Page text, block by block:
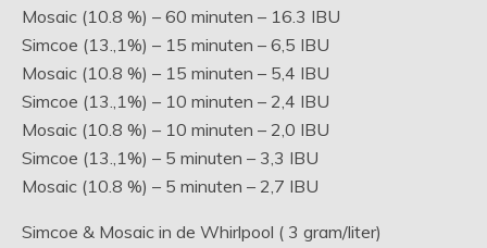
Mosaic (10.8 %) – 60 minuten – 16.3 IBU
Simcoe (13.,1%) – 15 minuten – 6,5 IBU
Mosaic (10.8 %) – 15 minuten – 5,4 IBU
Simcoe (13.,1%) – 10 minuten – 2,4 IBU
Mosaic (10.8 %) – 10 minuten – 2,0 IBU
Simcoe (13.,1%) – 5 minuten – 3,3 IBU
Mosaic (10.8 %) – 5 minuten – 2,7 IBU
Simcoe & Mosaic in de Whirlpool ( 3 gram/liter)